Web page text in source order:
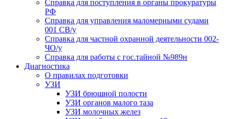
Справка для поступления в органы прокуратуры
РФ
Справка для управления маломерными судами
001 СВ/у
Справка для частной охранной деятельности 002-
ЧО/у
Справка для работы с гос.тайной №989н
Диагностика
О правилах подготовки
УЗИ
УЗИ брюшной полости
УЗИ органов малого таза
УЗИ молочных желез